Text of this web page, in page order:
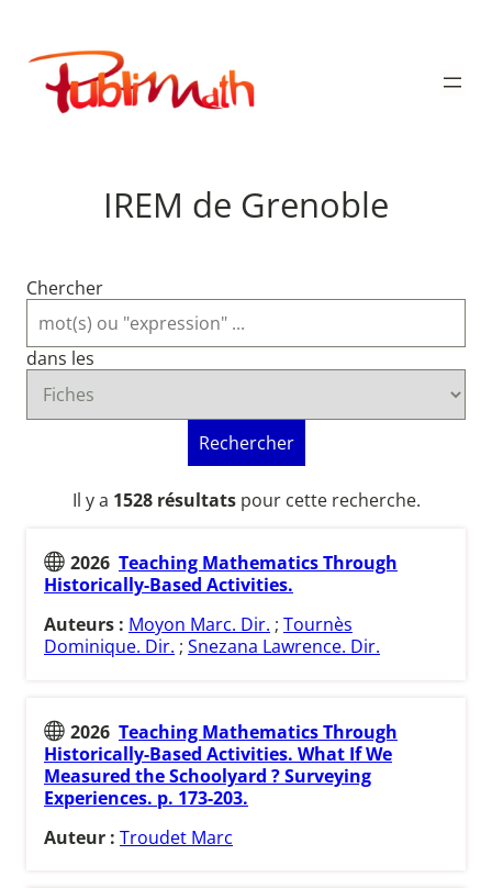
contenu
Publimath
IREM de Grenoble
Chercher
dans les
Rechercher
Il y a 1528 résultatspour cette recherche.
2026 Teaching Mathematics Through
Historically-Based Activities.
Auteurs : Moyon Marc. Dir. ; Tournès
Dominique. Dir. ; Snezana Lawrence. Dir.
2026 Teaching Mathematics Through
Historically-Based Activities. What If We
Measured the Schoolyard ? Surveying
Experiences. p. 173-203.
Auteur : Troudet Marc